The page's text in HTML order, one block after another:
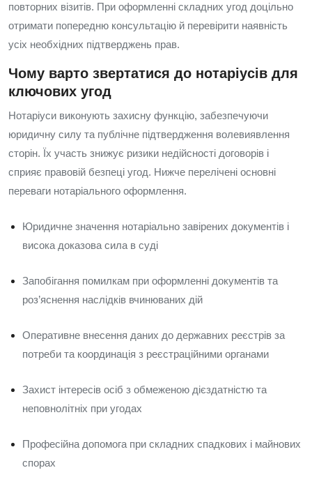
повторних візитів. При оформленні складних угод доцільно
отримати попередню консультацію й перевірити наявність
усіх необхідних підтверджень прав.
Чому варто звертатися до нотаріусів для
ключових угод
Нотаріуси виконують захисну функцію, забезпечуючи
юридичну силу та публічне підтвердження волевиявлення
сторін. Їх участь знижує ризики недійсності договорів і
сприяє правовій безпеці угод. Нижче перелічені основні
переваги нотаріального оформлення.
Юридичне значення нотаріально завірених документів і
висока доказова сила в суді
Запобігання помилкам при оформленні документів та
роз’яснення наслідків вчинюваних дій
Оперативне внесення даних до державних реєстрів за
потреби та координація з реєстраційними органами
Захист інтересів осіб з обмеженою дієздатністю та
неповнолітніх при угодах
Професійна допомога при складних спадкових і майнових
спорах